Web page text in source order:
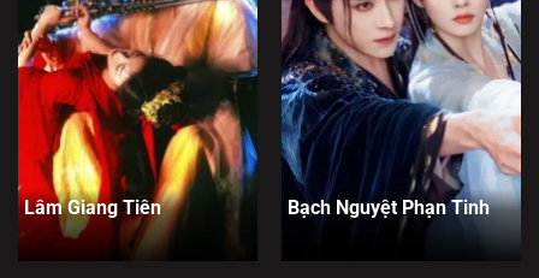
Lâm Giang Tiên Bạch Nguyệt Phạn Tinh